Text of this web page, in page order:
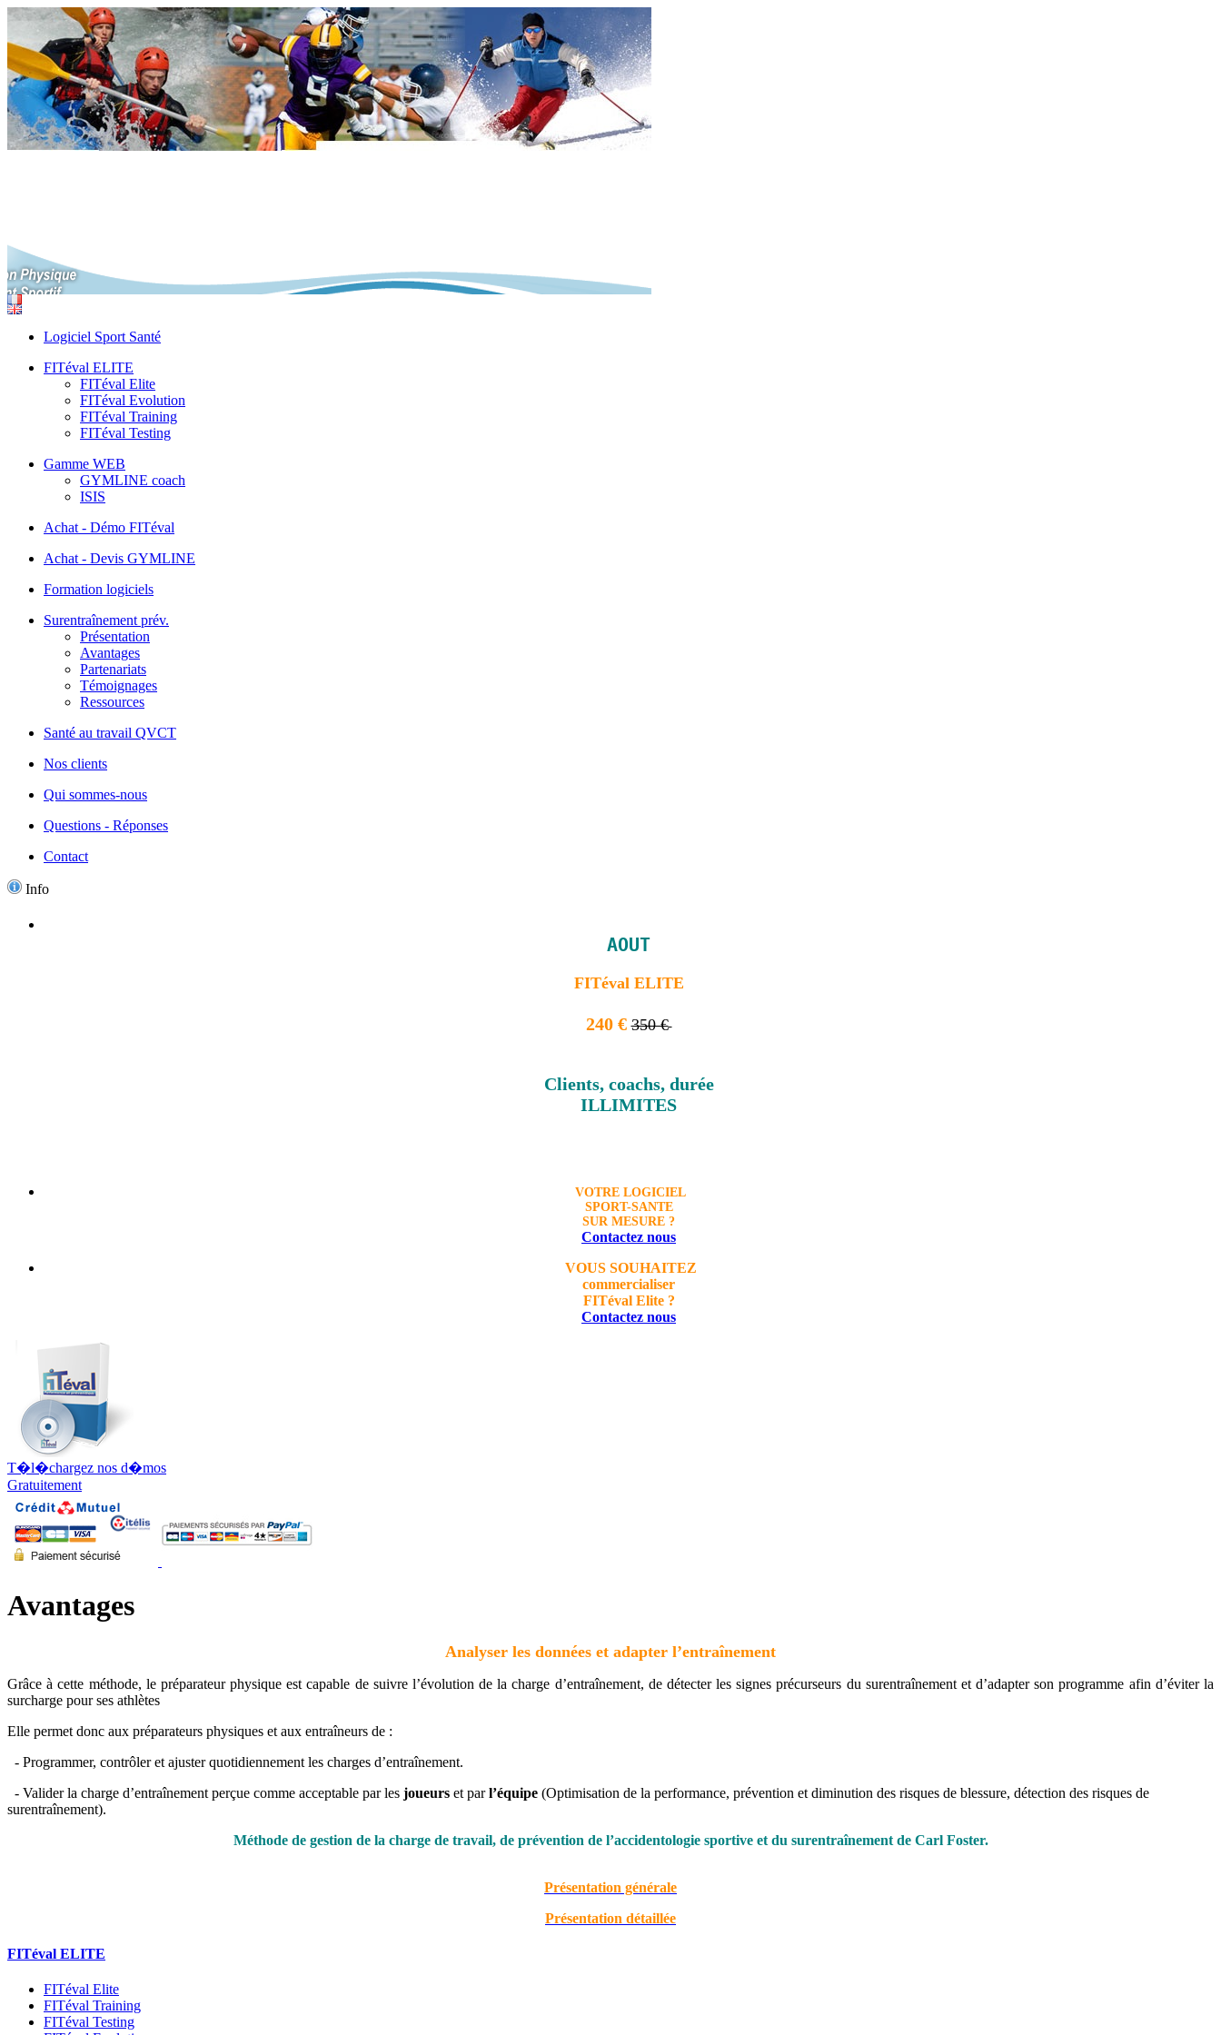
Logiciel Sport Santé
FITéval ELITE
FITéval Elite
FITéval Evolution
FITéval Training
FITéval Testing
Gamme WEB
GYMLINE coach
ISIS
Achat - Démo FITéval
Achat - Devis GYMLINE
Formation logiciels
Surentraînement prév.
Présentation
Avantages
Partenariats
Témoignages
Ressources
Santé au travail QVCT
Nos clients
Qui sommes-nous
Questions - Réponses
Contact
Info
AOUT
FITéval ELITE
240 €350 €
Clients, coachs, durée
ILLIMITES
VOTRE LOGICIEL
SPORT-SANTE
SUR MESURE ?
Contactez nous
VOUS SOUHAITEZ
commercialiser
FITéval Elite ?
Contactez nous
T�l�chargez nos d�mos
Gratuitement
Avantages
Analyser les données et adapter l’entraînement
Grâce à cette méthode, le préparateur physique est capable de suivre l’évolution de la charge d’entraînement, de détecter les signes précurseurs du surentraînement et d’adapter son programme afin d’éviter la
surcharge pour ses athlètes
Elle permet donc aux préparateurs physiques et aux entraîneurs de :
- Programmer, contrôler et ajuster quotidiennement les charges d’entraînement.
- Valider la charge d’entraînement perçue comme acceptable par les joueurs et parl’équipe (Optimisation de la performance, prévention et diminution des risques de blessure, détection des risques de
surentraînement).
Méthode de gestion de la charge de travail, de prévention de l’accidentologie sportive et du surentraînement de Carl Foster.
Présentation générale
Présentation détaillée
FITéval ELITE
FITéval Elite
FITéval Training
FITéval Testing